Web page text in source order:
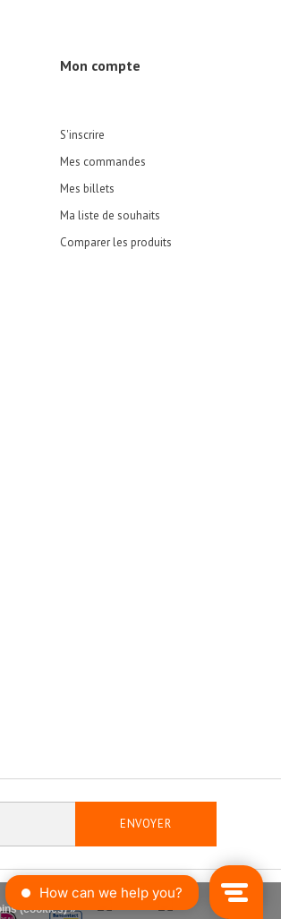
Mon compte
S'inscrire
Mes commandes
Mes billets
Ma liste de souhaits
Comparer les produits
ENVOYER
(cookies) »